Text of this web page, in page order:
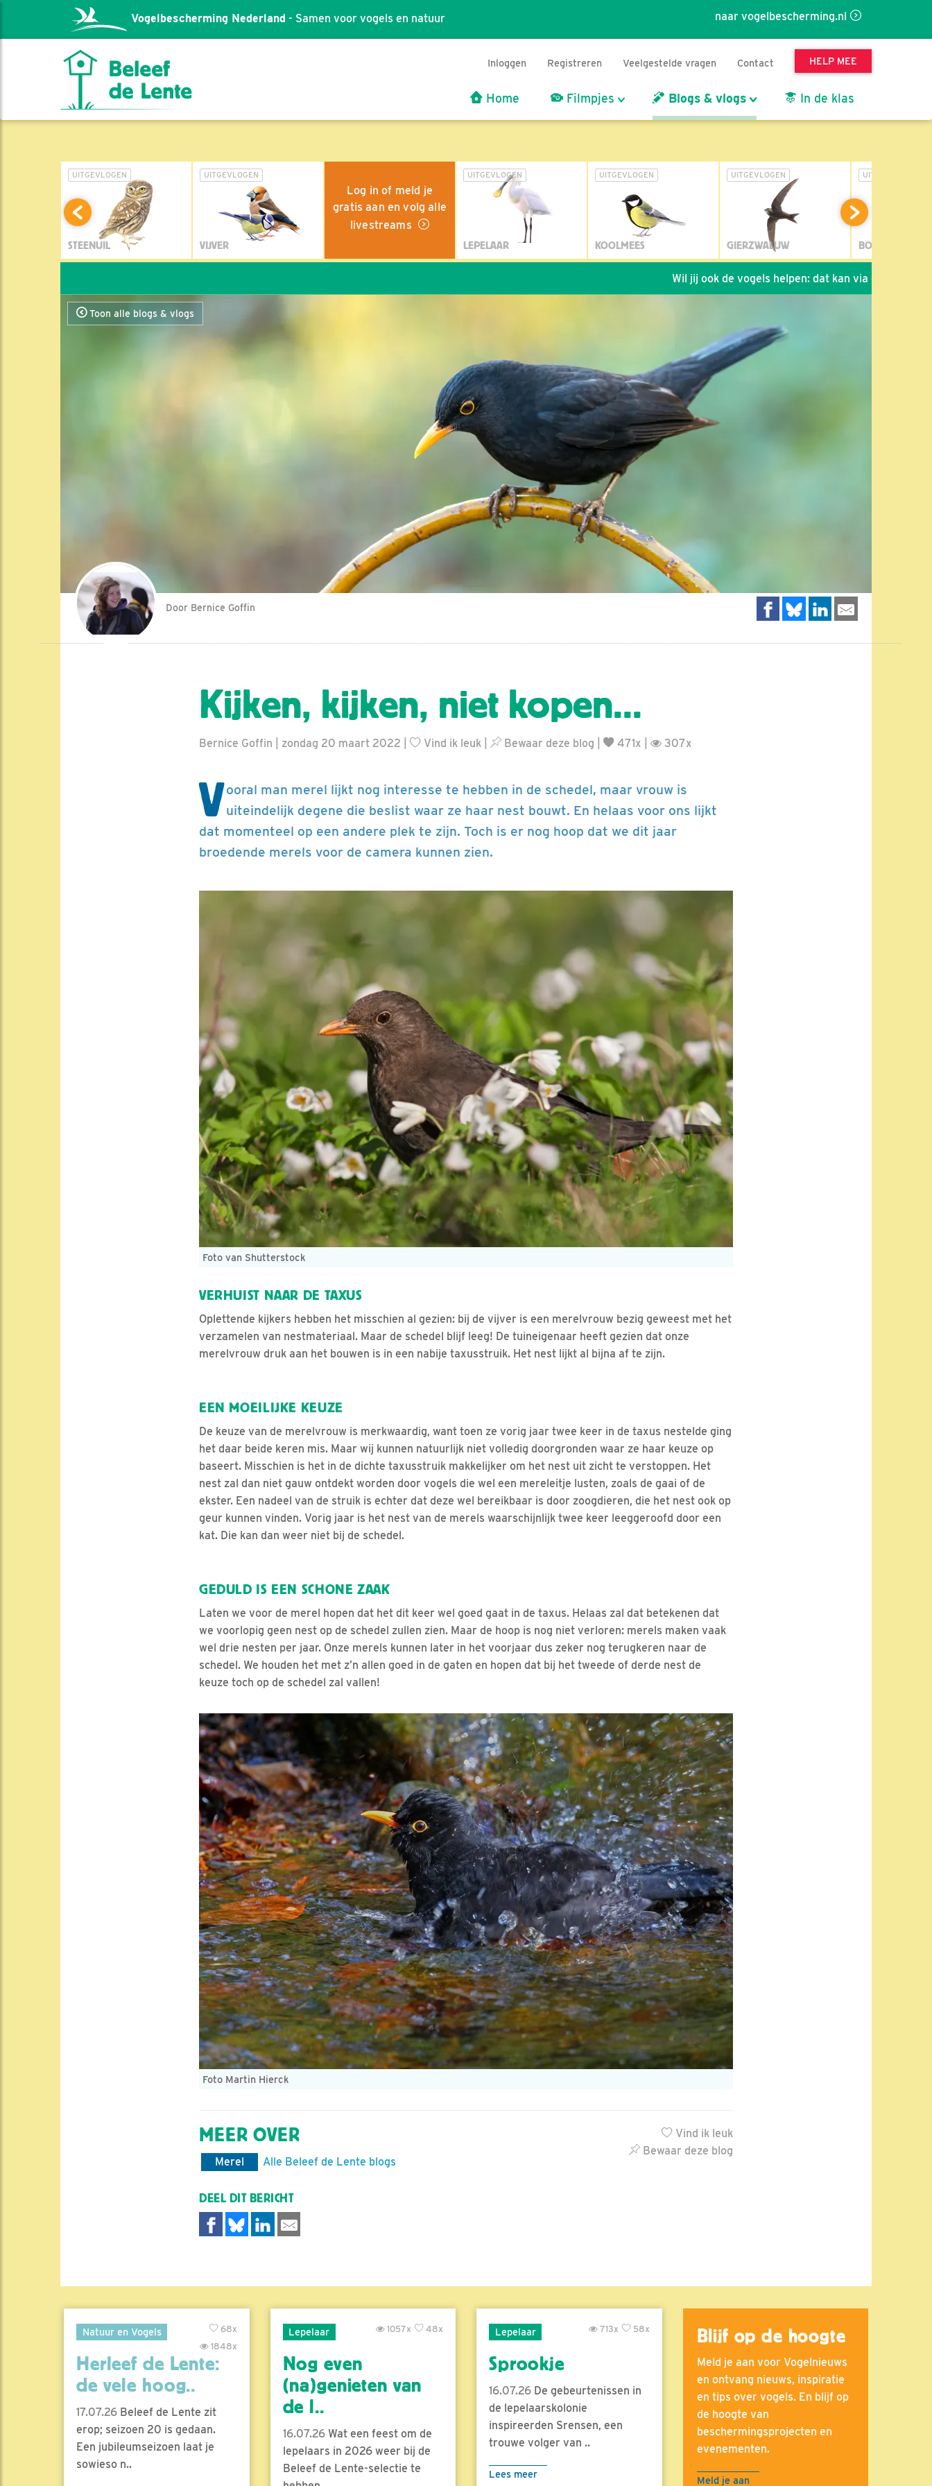
naar vogelbescherming.nl
Vogelbescherming Nederland - Samen voor vogels en natuur
Inloggen Registreren Veelgestelde vragen Contact HELP MEE
Home Filmpjes Blogs & vlogs In de klas
UITGEVLOGEN
STEENUIL
UITGEVLOGEN
VIJVER
Log in of meld je
gratis aan en volg alle
livestreams
UITGEVLOGEN
LEPELAAR
UITGEVLOGEN
KOOLMEES
UITGEVLOGEN
GIERZWALUW
UITGEVLOGEN
BOSUIL
Wil jij ook de vogels helpen: dat kan via de link! *
Toon alle blogs & vlogs
Door Bernice Goffin
Kijken, kijken, niet kopen...
Bernice Goffin | zondag 20 maart 2022 | Vind ik leuk Bewaar deze blog 471x | 307x
Vooral man merel lijkt nog interesse te hebben in de schedel, maar vrouw is
uiteindelijk degene die beslist waar ze haar nest bouwt. En helaas voor ons lijkt
dat momenteel op een andere plek te zijn. Toch is er nog hoop dat we dit jaar
broedende merels voor de camera kunnen zien.
Foto van Shutterstock
VERHUIST NAAR DE TAXUS
Oplettende kijkers hebben het misschien al gezien: bij de vijver is een merelvrouw bezig geweest met het
verzamelen van nestmateriaal. Maar de schedel blijf leeg! De tuineigenaar heeft gezien dat onze
merelvrouw druk aan het bouwen is in een nabije taxusstruik. Het nest lijkt al bijna af te zijn.
EEN MOEILIJKE KEUZE
De keuze van de merelvrouw is merkwaardig, want toen ze vorig jaar twee keer in de taxus nestelde ging
het daar beide keren mis. Maar wij kunnen natuurlijk niet volledig doorgronden waar ze haar keuze op
baseert. Misschien is het in de dichte taxusstruik makkelijker om het nest uit zicht te verstoppen. Het
nest zal dan niet gauw ontdekt worden door vogels die wel een mereleitje lusten, zoals de gaai of de
ekster. Een nadeel van de struik is echter dat deze wel bereikbaar is door zoogdieren, die het nest ook op
geur kunnen vinden. Vorig jaar is het nest van de merels waarschijnlijk twee keer leeggeroofd door een
kat. Die kan dan weer niet bij de schedel.
GEDULD IS EEN SCHONE ZAAK
Laten we voor de merel hopen dat het dit keer wel goed gaat in de taxus. Helaas zal dat betekenen dat
we voorlopig geen nest op de schedel zullen zien. Maar de hoop is nog niet verloren: merels maken vaak
wel drie nesten per jaar. Onze merels kunnen later in het voorjaar dus zeker nog terugkeren naar de
schedel. We houden het met z’n allen goed in de gaten en hopen dat bij het tweede of derde nest de
keuze toch op de schedel zal vallen!
Foto Martin Hierck
Vind ik leuk
Bewaar deze blog
MEER OVER
Merel Alle Beleef de Lente blogs
DEEL DIT BERICHT
Natuur en Vogels
68x
1848x
Herleef de Lente:
de vele hoog..
17.07.26 Beleef de Lente zit
erop; seizoen 20 is gedaan.
Een jubileumseizoen laat je
sowieso n..
Lepelaar 48x
1057x
Nog even
(na)genieten van
de l..
16.07.26Wat een feest om de
lepelaars in 2026 weer bij de
Beleef de Lente-selectie te
Lepelaar 58x
713x
Sprookje
16.07.26 De gebeurtenissen in
de lepelaarskolonie
inspireerden Srensen, een
trouwe volger van ..
Lees meer
Blijf op de hoogte
Meld je aan voor Vogelnieuws
en ontvang nieuws, inspiratie
en tips over vogels. En blijf op
de hoogte van
beschermingsprojecten en
evenementen.
Meld je aan